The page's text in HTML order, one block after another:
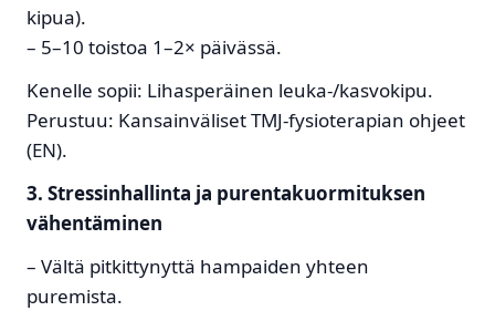
kipua).
– 5–10 toistoa 1–2× päivässä.
Kenelle sopii: Lihasperäinen leuka-/kasvo­kipu.
Perustuu: Kansainväliset TMJ-fysioterapian ohjeet
(EN).
3. Stressinhallinta ja purentakuormituksen
vähentäminen
– Vältä pitkittynyttä hampaiden yhteen
puremista.